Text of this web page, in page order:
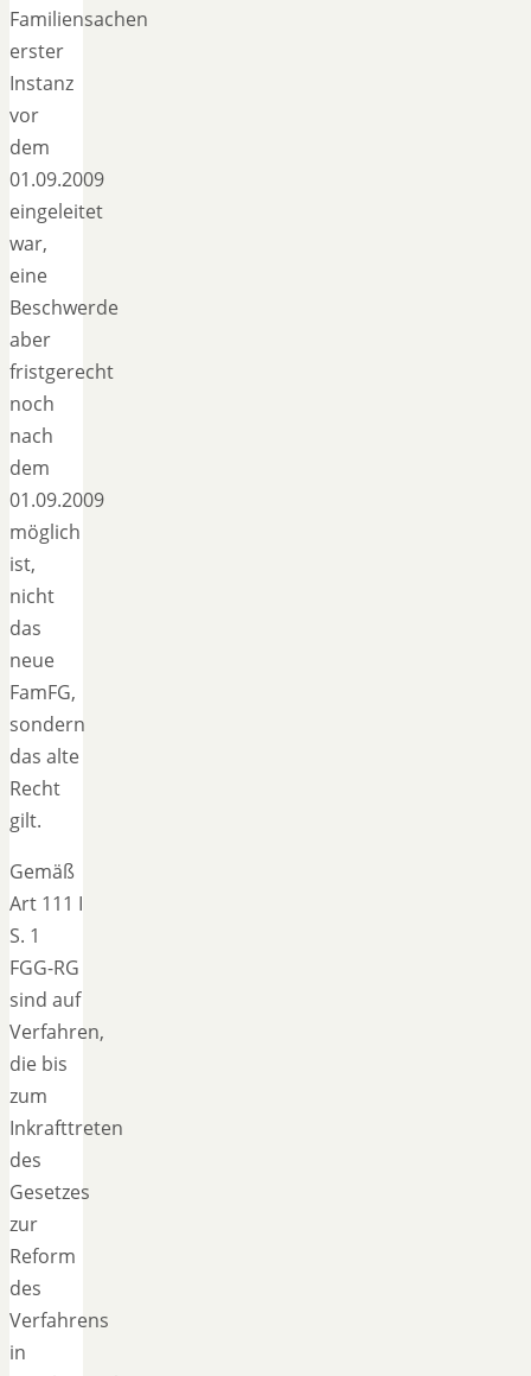
Familiensachen
erster
Instanz
vor
dem
01.09.2009
eingeleitet
war,
eine
Beschwerde
aber
fristgerecht
noch
nach
dem
01.09.2009
möglich
ist,
nicht
das
neue
FamFG,
sondern
das alte
Recht
gilt.
Gemäß
Art 111 I
S. 1
FGG-RG
sind auf
Verfahren,
die bis
zum
Inkrafttreten
des
Gesetzes
zur
Reform
des
Verfahrens
in